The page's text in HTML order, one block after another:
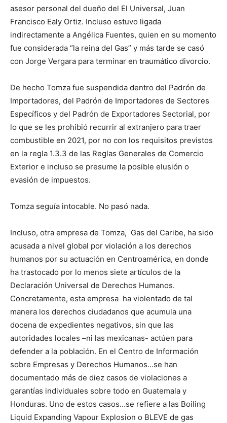
asesor personal del dueño del El Universal, Juan
Francisco Ealy Ortiz. Incluso estuvo ligada
indirectamente a Angélica Fuentes, quien en su momento
fue considerada “la reina del Gas” y más tarde se casó
con Jorge Vergara para terminar en traumático divorcio.
De hecho Tomza fue suspendida dentro del Padrón de
Importadores, del Padrón de Importadores de Sectores
Específicos y del Padrón de Exportadores Sectorial, por
lo que se les prohibió recurrir al extranjero para traer
combustible en 2021, por no con los requisitos previstos
en la regla 1.3.3 de las Reglas Generales de Comercio
Exterior e incluso se presume la posible elusión o
evasión de impuestos.
Tomza seguía intocable. No pasó nada.
Incluso, otra empresa de Tomza, Gas del Caribe, ha sido
acusada a nivel global por violación a los derechos
humanos por su actuación en Centroamérica, en donde
ha trastocado por lo menos siete artículos de la
Declaración Universal de Derechos Humanos.
Concretamente, esta empresa ha violentado de tal
manera los derechos ciudadanos que acumula una
docena de expedientes negativos, sin que las
autoridades locales –ni las mexicanas- actúen para
defender a la población. En el Centro de Información
sobre Empresas y Derechos Humanos…se han
documentado más de diez casos de violaciones a
garantías individuales sobre todo en Guatemala y
Honduras. Uno de estos casos…se refiere a las Boiling
Liquid Expanding Vapour Explosion o BLEVE de gas